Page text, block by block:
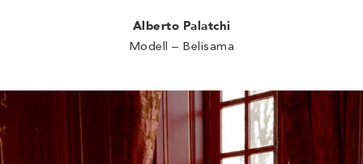
Alberto Palatchi
Modell – Belisama